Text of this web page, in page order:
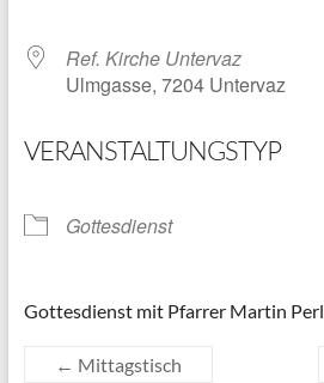
Ref. Kirche Untervaz
Ulmgasse, 7204 Untervaz
VERANSTALTUNGSTYP
Gottesdienst
Gottesdienst mit Pfarrer Martin Perl
← Mittagstisch